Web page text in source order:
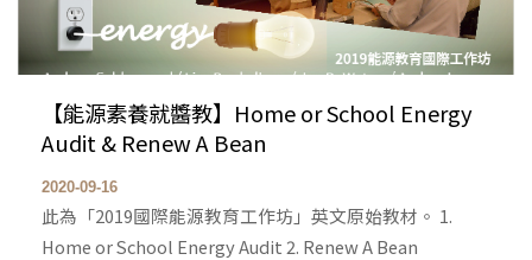
【能源素養就醬教】Home or School Energy
Audit & Renew A Bean
2020-09-16
此為「2019國際能源教育工作坊」英文原始教材。 1.
Home or School Energy Audit 2. Renew A Bean